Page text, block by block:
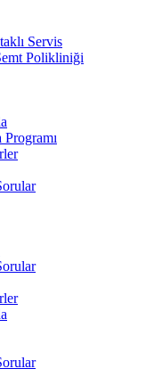
Servis
Polikliniği